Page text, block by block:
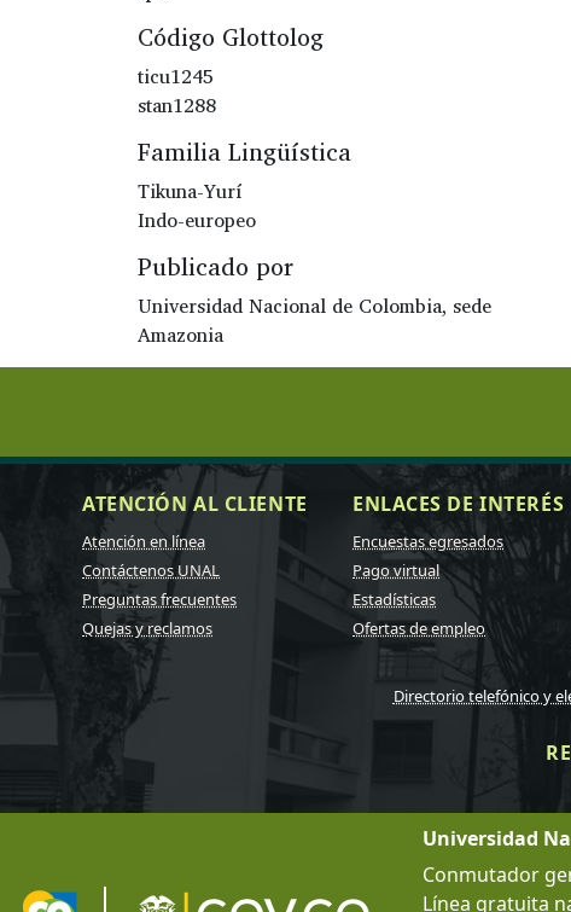
Código Glottolog
ticu1245
stan1288
Familia Lingüística
Tikuna-Yurí
Indo-europeo
Publicado por
Universidad Nacional de Colombia, sede
Amazonia
ATENCIÓN AL CLIENTE
Atención en línea
Contáctenos UNAL
Preguntas frecuentes
Quejas y reclamos
ENLACES DE INTERÉS
Encuestas egresados
Pago virtual
Estadísticas
Ofertas de empleo
Directorio telefónico y
Universidad
Conmutador
Línea gratuita